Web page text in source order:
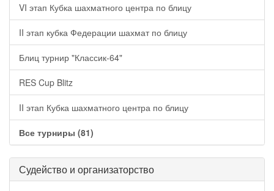
VI этап Кубка шахматного центра по блицу
II этап кубка Федерации шахмат по блицу
Блиц турнир "Классик-64"
RES Cup Blitz
II этап Кубка шахматного центра по блицу
Все турниры (81)
Судейство и организаторство